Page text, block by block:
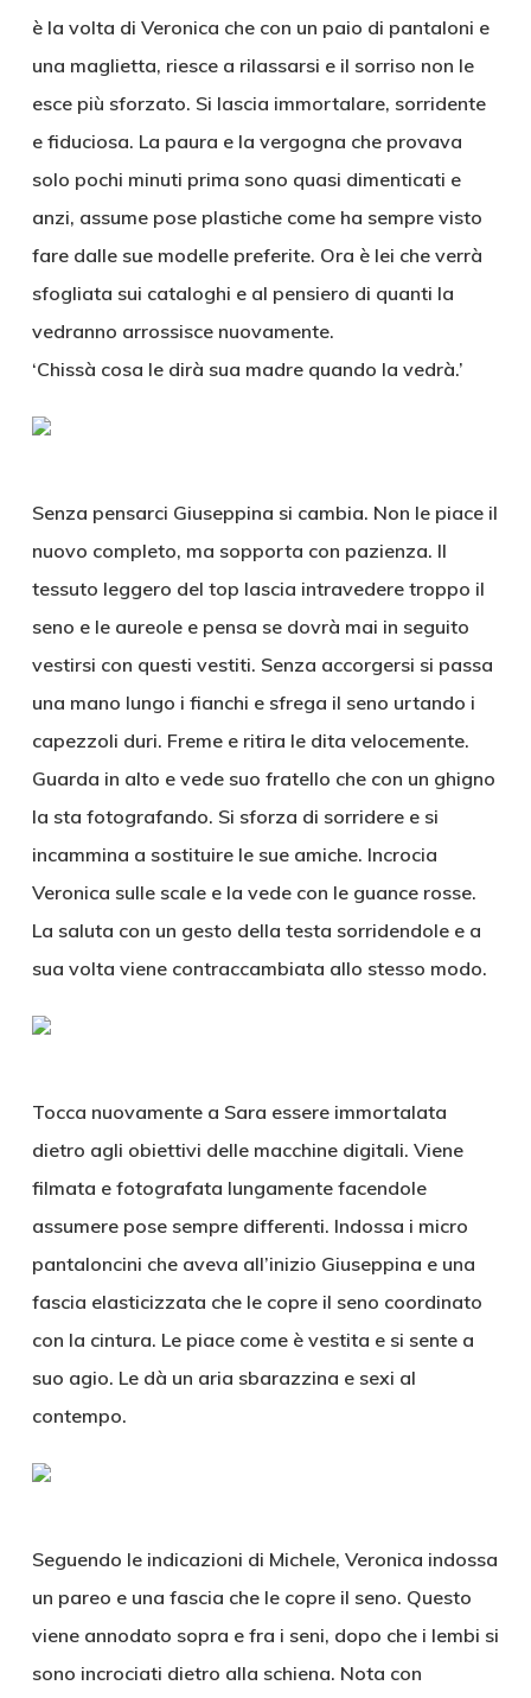
è la volta di Veronica che con un paio di pantaloni e
una maglietta, riesce a rilassarsi e il sorriso non le
esce più sforzato. Si lascia immortalare, sorridente
e fiduciosa. La paura e la vergogna che provava
solo pochi minuti prima sono quasi dimenticati e
anzi, assume pose plastiche come ha sempre visto
fare dalle sue modelle preferite. Ora è lei che verrà
sfogliata sui cataloghi e al pensiero di quanti la
vedranno arrossisce nuovamente.
‘Chissà cosa le dirà sua madre quando la vedrà.’
Senza pensarci Giuseppina si cambia. Non le piace il
nuovo completo, ma sopporta con pazienza. Il
tessuto leggero del top lascia intravedere troppo il
seno e le aureole e pensa se dovrà mai in seguito
vestirsi con questi vestiti. Senza accorgersi si passa
una mano lungo i fianchi e sfrega il seno urtando i
capezzoli duri. Freme e ritira le dita velocemente.
Guarda in alto e vede suo fratello che con un ghigno
la sta fotografando. Si sforza di sorridere e si
incammina a sostituire le sue amiche. Incrocia
Veronica sulle scale e la vede con le guance rosse.
La saluta con un gesto della testa sorridendole e a
sua volta viene contraccambiata allo stesso modo.
Tocca nuovamente a Sara essere immortalata
dietro agli obiettivi delle macchine digitali. Viene
filmata e fotografata lungamente facendole
assumere pose sempre differenti. Indossa i micro
pantaloncini che aveva all’inizio Giuseppina e una
fascia elasticizzata che le copre il seno coordinato
con la cintura. Le piace come è vestita e si sente a
suo agio. Le dà un aria sbarazzina e sexi al
contempo.
Seguendo le indicazioni di Michele, Veronica indossa
un pareo e una fascia che le copre il seno. Questo
viene annodato sopra e fra i seni, dopo che i lembi si
sono incrociati dietro alla schiena. Nota con